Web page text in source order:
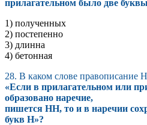
прилагательном было две
1) полученных
2) постепенно
3) длинна
4) бетонная
28. В каком слове правописание
«Если в прилагательном или
образовано наречие,
пишется НН, то и в наречии
букв Н»?